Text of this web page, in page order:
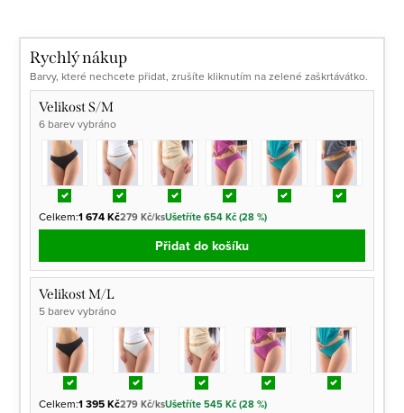
Rychlý nákup
Barvy, které nechcete přidat, zrušíte kliknutím na zelené zaškrtávátko.
Velikost S/M
6 barev vybráno
Celkem:1 674 Kč279 Kč/ksUšetříte 654 Kč (28 %)
Přidat do košíku
Velikost M/L
5 barev vybráno
Celkem:1 395 Kč279 Kč/ksUšetříte 545 Kč (28 %)